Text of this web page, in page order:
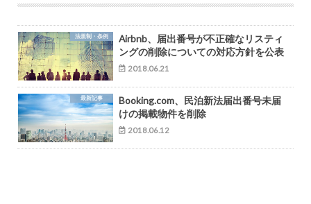
法規制・条例
Airbnb、届出番号が不正確なリスティ
ングの削除についての対応方針を公表
2018.06.21
最新記事
Booking.com、民泊新法届出番号未届
けの掲載物件を削除
2018.06.12